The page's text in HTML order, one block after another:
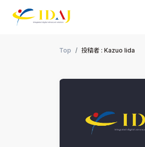
Top 投稿者 : Kazuo Iida